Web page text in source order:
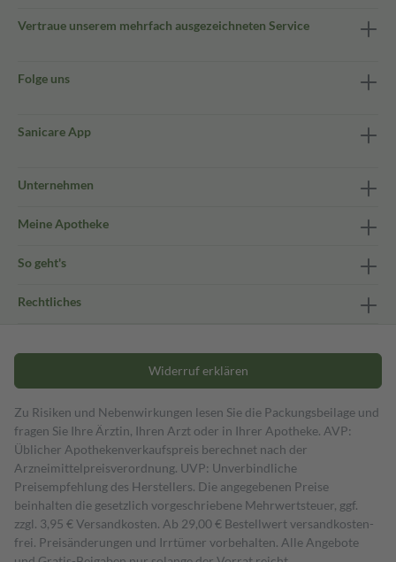
Vertraue unserem mehrfach ausgezeichneten Service
Folge uns
Sanicare App
Unternehmen
Meine Apotheke
So geht's
Rechtliches
Widerruf erklären
Zu Risiken und Nebenwirkungen lesen Sie die Packungsbeilage und
fragen Sie Ihre Ärztin, Ihren Arzt oder in Ihrer Apotheke. AVP:
Üblicher Apothekenverkaufspreis berechnet nach der
Arzneimittelpreisverordnung. UVP: Unverbindliche
Preisempfehlung des Herstellers. Die angegebenen Preise
beinhalten die gesetzlich vorgeschriebene Mehrwertsteuer, ggf.
zzgl. 3,95 € Versandkosten. Ab 29,00 € Bestell­wert versand­kosten­
frei. Preisänderungen und Irrtümer vorbehalten. Alle Angebote